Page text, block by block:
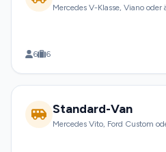
Mercedes V-Klasse, Viano oder
6 6
Standard-Van
Mercedes Vito, Ford Custom